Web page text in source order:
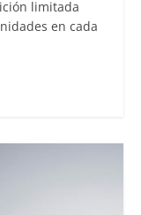
limitada
en cada